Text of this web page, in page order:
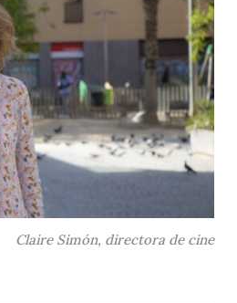
Claire Simón, directora de cine